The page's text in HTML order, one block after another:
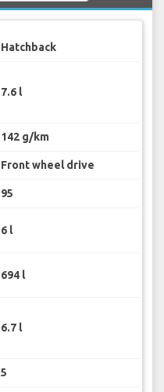
Hatchback
7.6 l
142 g/km
Front wheel drive
95
6 l
694 l
6.7 l
5